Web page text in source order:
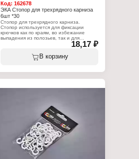
Код:162678
ЭКА Стопор для трехрядного карниза
6шт *30
Стопор для трехрядного карниза.
Стопор используется для фиксации
крючков как по краям, во избежание
выпадения из полозьев, так и для
фиксации шторы на определённом
месте. Количество в упаковке - 6 шт.
Характеристики:
Вариация: двухрядного карниза
18,17 ₽
В корзину